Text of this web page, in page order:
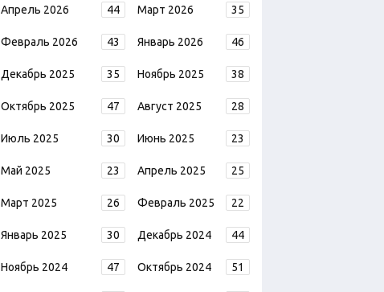
Апрель 2026 44 Март 2026 35
Февраль 2026 43 Январь 2026 46
Декабрь 2025 35 Ноябрь 2025 38
Октябрь 2025 47 Август 2025 28
Июль 2025 30 Июнь 2025 23
Май 2025 23 Апрель 2025 25
Март 2025 26 Февраль 2025 22
Январь 2025 30 Декабрь 2024 44
Ноябрь 2024 47 Октябрь 2024 51